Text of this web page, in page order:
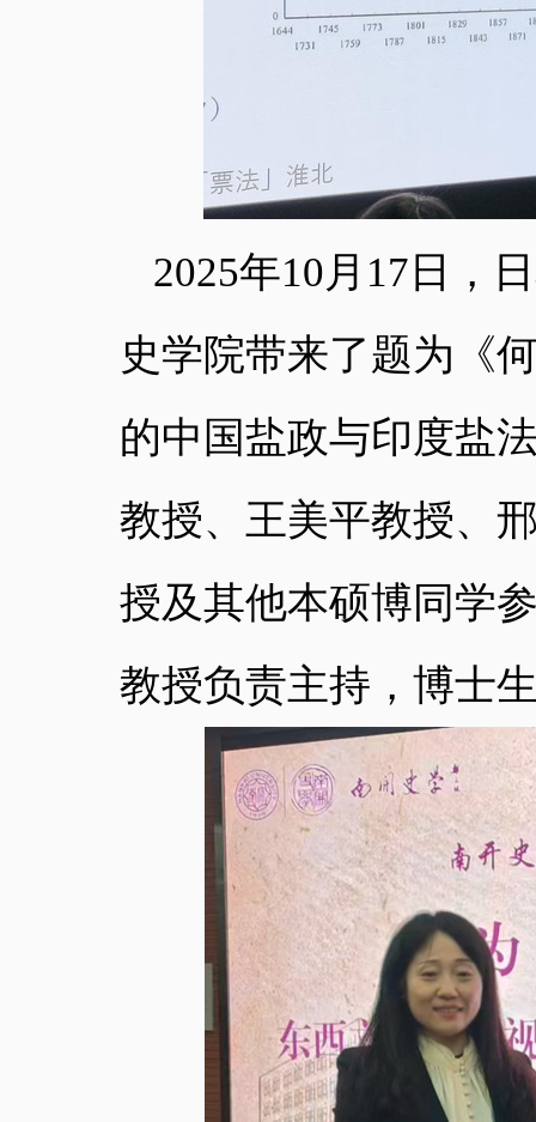
2025年10月17日，
史学院带来了题为《
的中国盐政与印度盐
教授、王美平教授、
授及其他本硕博同学
教授负责主持，博士